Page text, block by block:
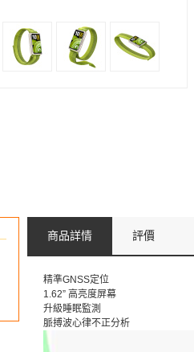
商品詳情 評價
精準GNSS定位
1.62” 高亮度屏幕
升級睡眠監測
脈搏波心律不正分析